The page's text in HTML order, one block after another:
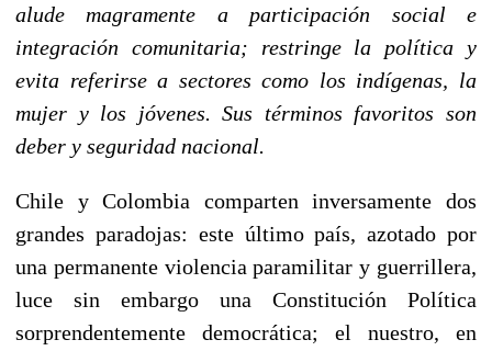
alude magramente a participación social e
integración comunitaria; restringe la política y
evita referirse a sectores como los indígenas, la
mujer y los jóvenes. Sus términos favoritos son
deber y seguridad nacional.
Chile y Colombia comparten inversamente dos
grandes paradojas: este último país, azotado por
una permanente violencia paramilitar y guerrillera,
luce sin embargo una Constitución Política
sorprendentemente democrática; el nuestro, en